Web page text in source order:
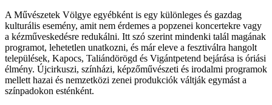
A Művészetek Völgye egyébként is egy különleges és gazdag
kulturális esemény, amit nem érdemes a popzenei koncertekre vagy
a kézműveskedésre redukálni. Itt szó szerint mindenki talál magának
programot, lehetetlen unatkozni, és már eleve a fesztiválra hangolt
települések, Kapocs, Taliándörögd és Vigántpetend bejárása is óriási
élmény. Újcirkuszi, színházi, képzőművészeti és irodalmi programok
mellett hazai és nemzetközi zenei produkciók váltják egymást a
színpadokon esténként.